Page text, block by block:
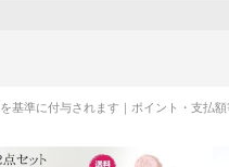
基準に付与されます｜ポイント・支払